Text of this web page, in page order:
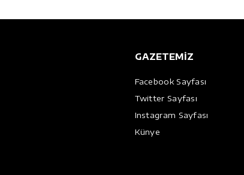
GAZETEMİZ
Facebook Sayfası
Twitter Sayfası
Instagram Sayfası
Künye